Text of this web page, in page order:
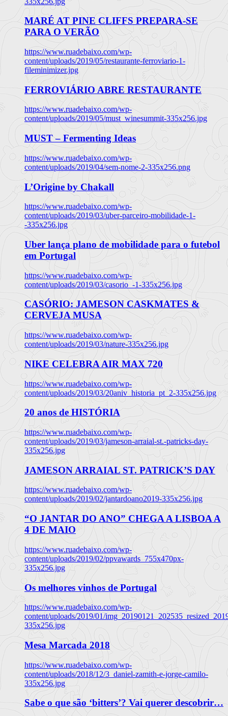
MARÉ AT PINE CLIFFS PREPARA-SE
PARA O VERÃO
https://www.ruadebaixo.com/wp-
content/uploads/2019/05/restaurante-ferroviario-1-
fileminimizer.jpg
FERROVIÁRIO ABRE RESTAURANTE
https://www.ruadebaixo.com/wp-
content/uploads/2019/05/must_winesummit-335x256.jpg
MUST – Fermenting Ideas
https://www.ruadebaixo.com/wp-
content/uploads/2019/04/sem-nome-2-335x256.png
L’Origine by Chakall
https://www.ruadebaixo.com/wp-
content/uploads/2019/03/uber-parceiro-mobilidade-1-
-335x256.jpg
Uber lança plano de mobilidade para o futebol
em Portugal
https://www.ruadebaixo.com/wp-
content/uploads/2019/03/casorio_-1-335x256.jpg
CASÓRIO: JAMESON CASKMATES &
CERVEJA MUSA
https://www.ruadebaixo.com/wp-
content/uploads/2019/03/nature-335x256.jpg
NIKE CELEBRA AIR MAX 720
https://www.ruadebaixo.com/wp-
content/uploads/2019/03/20aniv_historia_pt_2-335x256.jpg
20 anos de HISTÓRIA
https://www.ruadebaixo.com/wp-
content/uploads/2019/03/jameson-arraial-st.-patricks-day-
335x256.jpg
JAMESON ARRAIAL ST. PATRICK’S DAY
https://www.ruadebaixo.com/wp-
content/uploads/2019/02/jantardoano2019-335x256.jpg
“O JANTAR DO ANO” CHEGA A LISBOA A
4 DE MAIO
https://www.ruadebaixo.com/wp-
content/uploads/2019/02/ppvawards_755x470px-
335x256.jpg
Os melhores vinhos de Portugal
https://www.ruadebaixo.com/wp-
content/uploads/2019/01/
335x256.jpg
Mesa Marcada 2018
https://www.ruadebaixo.com/wp-
content/uploads/2018/12/3_daniel-zamith-e-jorge-camilo-
335x256.jpg
Sabe o que são ‘bitters’? Vai querer descobrir…